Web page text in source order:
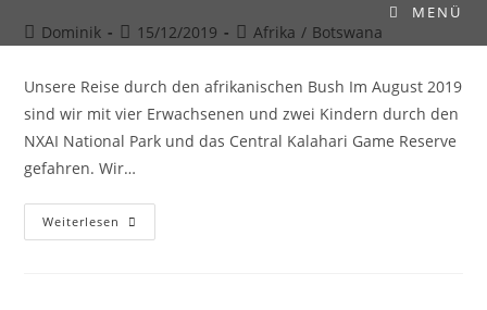
MENÜ
Dominik 15/12/2019 Afrika / Botswana
Unsere Reise durch den afrikanischen Bush Im August 2019
sind wir mit vier Erwachsenen und zwei Kindern durch den
NXAI National Park und das Central Kalahari Game Reserve
gefahren. Wir…
Weiterlesen